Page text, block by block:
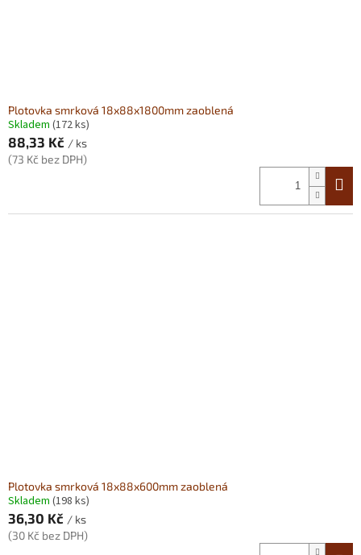
Plotovka smrková 18x88x1800mm zaoblená
Skladem (172 ks)
88,33 Kč / ks
(73 Kč bez DPH)
Plotovka smrková 18x88x600mm zaoblená
Skladem (198 ks)
36,30 Kč / ks
(30 Kč bez DPH)